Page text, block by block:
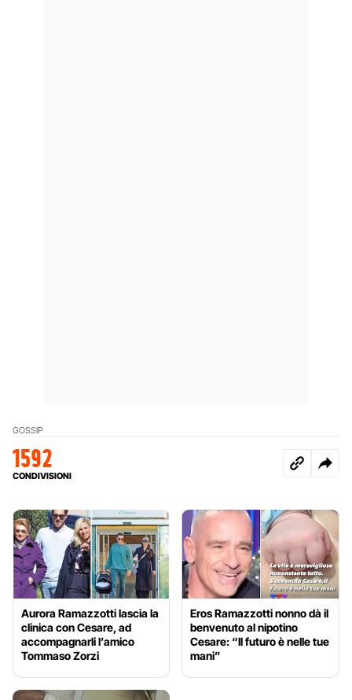
GOSSIP
1592
CONDIVISIONI
Aurora Ramazzotti lascia la
clinica con Cesare, ad
accompagnarli l’amico
Tommaso Zorzi
Eros Ramazzotti nonno dà il
benvenuto al nipotino
Cesare: “Il futuro è nelle tue
mani”